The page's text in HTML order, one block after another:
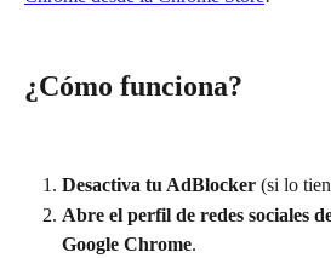
¿Cómo funciona?
Desactiva tu AdBlocker (si lo
Abre el perfil de redes sociales
Google Chrome.